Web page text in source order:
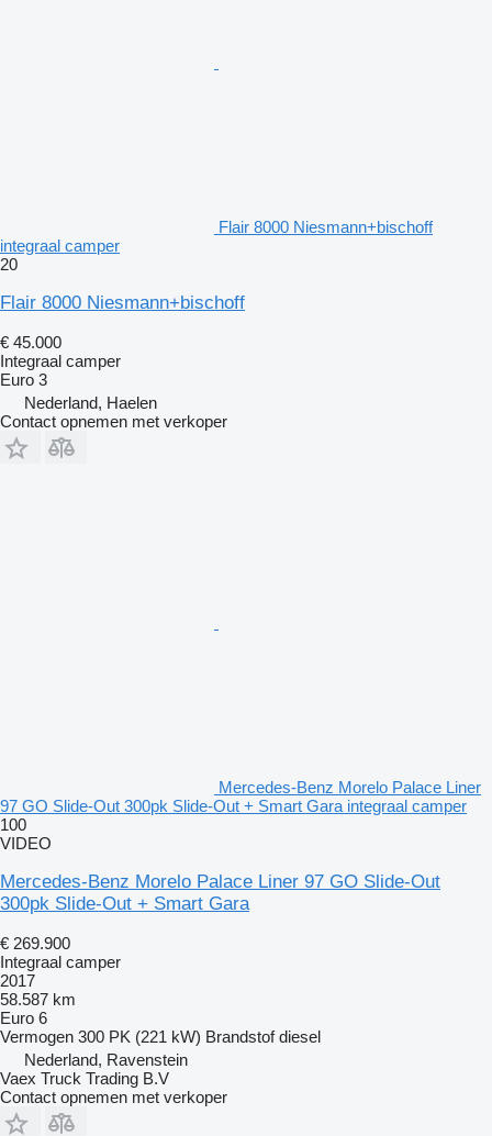
Flair 8000 Niesmann+bischoff
integraal camper
20
Flair 8000 Niesmann+bischoff
€ 45.000
Integraal camper
Euro 3
Nederland, Haelen
Contact opnemen met verkoper
Mercedes-Benz Morelo Palace Liner
97 GO Slide-Out 300pk Slide-Out + Smart Gara integraal camper
100
VIDEO
Mercedes-Benz Morelo Palace Liner 97 GO Slide-Out
300pk Slide-Out + Smart Gara
€ 269.900
Integraal camper
2017
58.587 km
Euro 6
Vermogen 300 PK (221 kW) Brandstof diesel
Nederland, Ravenstein
Vaex Truck Trading B.V
Contact opnemen met verkoper